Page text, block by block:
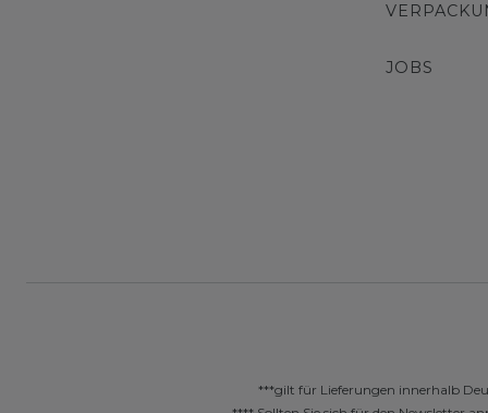
JOBS
***gilt für Lieferungen innerhalb